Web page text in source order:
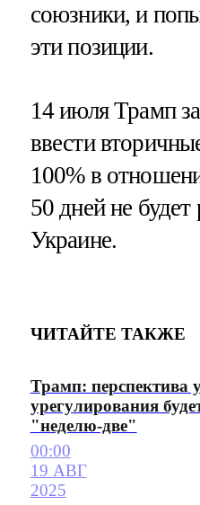
союзники, и
эти позиции.
14 июля Трамп
ввести
100% в
50 дней не
Украине.
ЧИТАЙТЕ ТАКЖЕ
Трамп: перспектива
урегулирования
"неделю-две"
00:00
19 АВГ
2025